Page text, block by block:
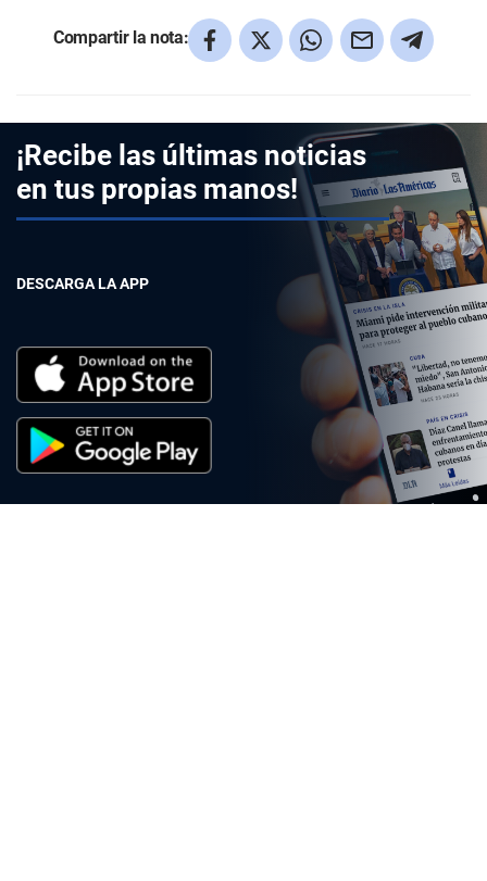
Compartir la nota:
¡Recibe las últimas noticias
en tus propias manos!
DESCARGA LA APP